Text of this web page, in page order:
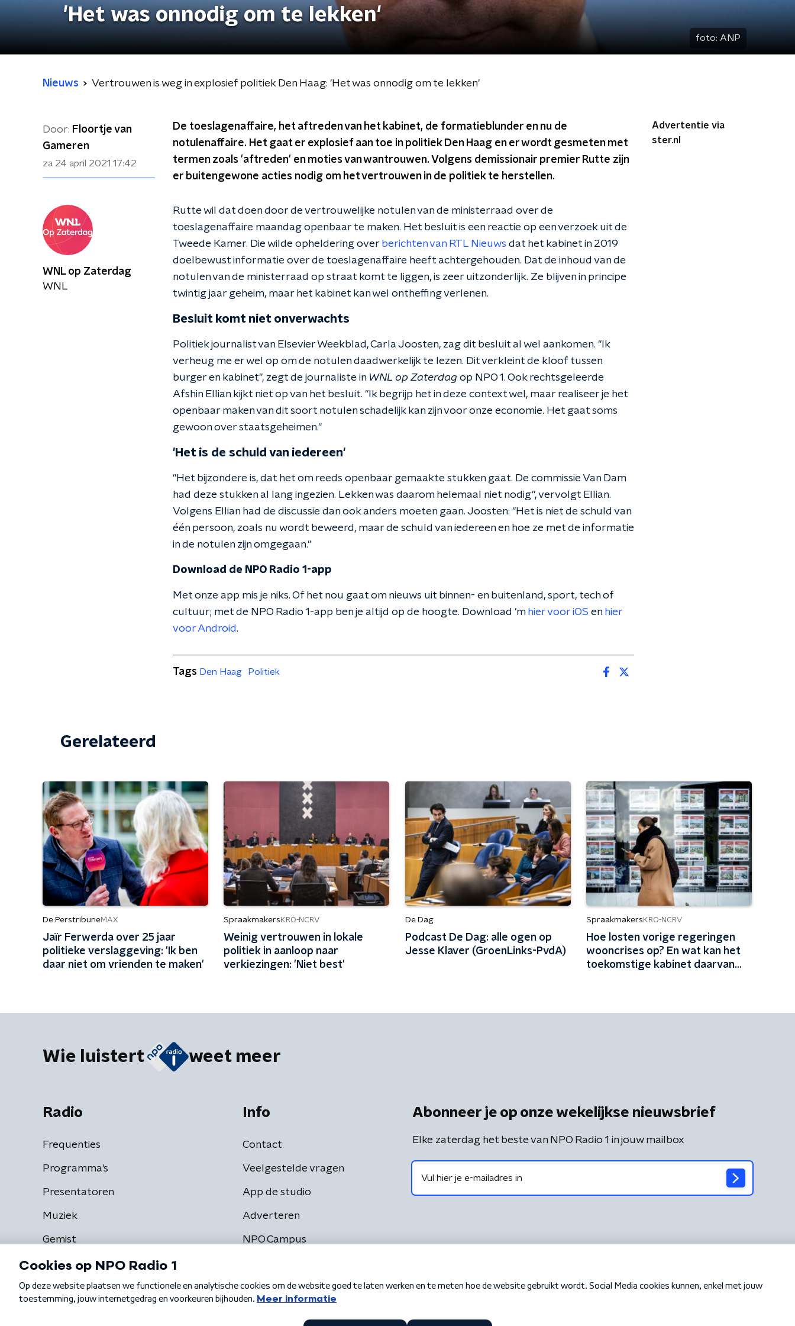
'Het was onnodig om te lekken'
foto: ANP
Nieuws Vertrouwen is weg in explosief politiek Den Haag: 'Het was onnodig om te lekken'
Door: Floortje van
Gameren
za 24 april 2021 17:42
De toeslagenaffaire, het aftreden van het kabinet, de formatieblunder en nu de
notulenaffaire. Het gaat er explosief aan toe in politiek Den Haag en er wordt gesmeten met
termen zoals 'aftreden' en moties van wantrouwen. Volgens demissionair premier Rutte zijn
er buitengewone acties nodig om het vertrouwen in de politiek te herstellen.
Rutte wil dat doen door de vertrouwelijke notulen van de ministerraad over de
toeslagenaffaire maandag openbaar te maken. Het besluit is een reactie op een verzoek uit de
Tweede Kamer. Die wilde opheldering over berichten van RTL Nieuws dat het kabinet in 2019
doelbewust informatie over de toeslagenaffaire heeft achtergehouden. Dat de inhoud van de
notulen van de ministerraad op straat komt te liggen, is zeer uitzonderlijk. Ze blijven in principe
twintig jaar geheim, maar het kabinet kan wel ontheffing verlenen.
Besluit komt niet onverwachts
Politiek journalist van Elsevier Weekblad, Carla Joosten, zag dit besluit al wel aankomen. "Ik
verheug me er wel op om de notulen daadwerkelijk te lezen. Dit verkleint de kloof tussen
burger en kabinet", zegt de journaliste in WNL op Zaterdag op NPO 1. Ook rechtsgeleerde
Afshin Ellian kijkt niet op van het besluit. "Ik begrijp het in deze context wel, maar realiseer je het
openbaar maken van dit soort notulen schadelijk kan zijn voor onze economie. Het gaat soms
gewoon over staatsgeheimen."
'Het is de schuld van iedereen'
"Het bijzondere is, dat het om reeds openbaar gemaakte stukken gaat. De commissie Van Dam
had deze stukken al lang ingezien. Lekken was daarom helemaal niet nodig", vervolgt Ellian.
Volgens Ellian had de discussie dan ook anders moeten gaan. Joosten: "Het is niet de schuld van
één persoon, zoals nu wordt beweerd, maar de schuld van iedereen en hoe ze met de informatie
in de notulen zijn omgegaan."
Download de NPO Radio 1-app
Met onze app mis je niks. Of het nou gaat om nieuws uit binnen- en buitenland, sport, tech of
cultuur; met de NPO Radio 1-app ben je altijd op de hoogte. Download 'm hier voor iOS en hier
voor Android.
Advertentie via
ster.nl
WNL op Zaterdag
WNL
Tags Den Haag Politiek
Gerelateerd
De PerstribuneMAX
Jaïr Ferwerda over 25 jaar
politieke verslaggeving: 'Ik ben
daar niet om vrienden te maken'
Spraakmakers KRO-NCRV
Weinig vertrouwen in lokale
politiek in aanloop naar
verkiezingen: 'Niet best'
De Dag
Podcast De Dag: alle ogen op
Jesse Klaver (GroenLinks-PvdA)
Spraakmakers KRO-NCRV
Hoe losten vorige regeringen
wooncrises op? En wat kan het
toekomstige kabinet daarvan
Wie luistert weet meer
Radio
Frequenties
Programma's
Presentatoren
Muziek
Gemist
Info
Contact
Veelgestelde vragen
App de studio
Adverteren
NPO Campus
Abonneer je op onze wekelijkse nieuwsbrief
Elke zaterdag het beste van NPO Radio 1 in jouw mailbox
Algemene voorwaarden Privacybeleid